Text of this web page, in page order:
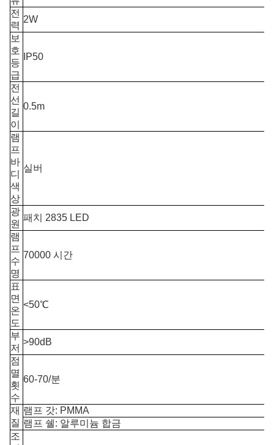
전
력
2W
보
호
등
급
IP50
전
선
길
이
0.5m
램
프
바
디
색
상
실버
광
원
패치 2835 LED
램
프
수
명
70000 시간
표
면
온
도
<50℃
부
저
>90dB
점
멸
횟
수
60-70/분
재
질
램프 갓: PMMA
램프 쉘: 알루미늄 합금
조